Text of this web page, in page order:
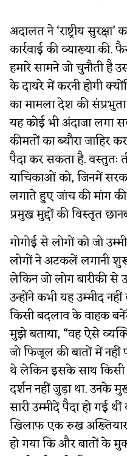
अदालत ने ‘राष्ट्रीय
कार्रवाई की व्याख्या
हमारे सामने जो चुनौती है
के दायरे में करनी होगी
का मामला देश की
यह कोई भी अंदाजा लगा
कीमतों का ब्यौरा जाहिर
पैदा कर सकता है. वस्तुतः
याचिकाओं को, जिनमें
लगाते हुए जांच की मांग
प्रमुख मुद्दों की विस्तृत
गोगोई से लोगों को जो
लोगों ने अटकलें लगानी
लेकिन जो लोग बारीकी
उन्होंने कभी यह उम्मीद
किसी बदलाव के वाहक
मुझे बताया, “वह ऐसे
जो फिजूल की बातों में
थे लेकिन इसके साथ किसी
दर्शन नहीं जुड़ा था. उनके
सारी उम्मीदें पैदा हो गई
खिलाफ एक रुख अख्तियार
हो गया कि और बातों के